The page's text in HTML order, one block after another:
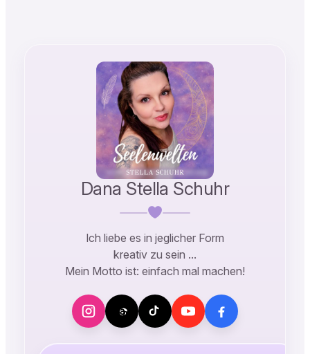
Dana Stella Schuhr
Ich liebe es in jeglicher Form
kreativ zu sein …
Mein Motto ist: einfach mal machen!